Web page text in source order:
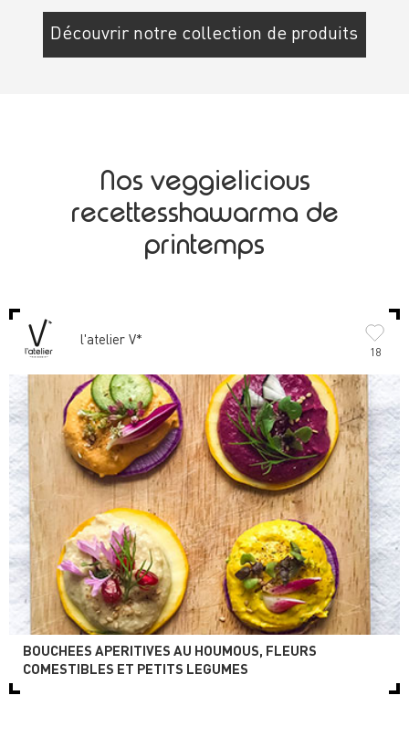
Découvrir notre collection de produits
Nos veggielicious
recettesshawarma de
printemps
l'atelier V*
18
BOUCHEES APERITIVES AU HOUMOUS, FLEURS
COMESTIBLES ET PETITS LEGUMES